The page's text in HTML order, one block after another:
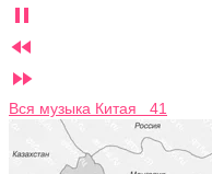



Вся музыка Китая 41